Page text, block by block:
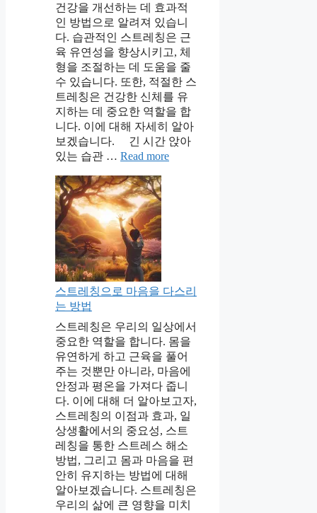
건강을 개선하는 데 효과적
인 방법으로 알려져 있습니
다. 습관적인 스트레칭은 근
육 유연성을 향상시키고, 체
형을 조절하는 데 도움을 줄
수 있습니다. 또한, 적절한 스
트레칭은 건강한 신체를 유
지하는 데 중요한 역할을 합
니다. 이에 대해 자세히 알아
보겠습니다. 긴 시간 앉아
있는 습관 … Read more
스트레칭으로 마음을 다스리
는 방법
스트레칭은 우리의 일상에서
중요한 역할을 합니다. 몸을
유연하게 하고 근육을 풀어
주는 것뿐만 아니라, 마음에
안정과 평온을 가져다 줍니
다. 이에 대해 더 알아보고자,
스트레칭의 이점과 효과, 일
상생활에서의 중요성, 스트
레칭을 통한 스트레스 해소
방법, 그리고 몸과 마음을 편
안히 유지하는 방법에 대해
알아보겠습니다. 스트레칭은
우리의 삶에 큰 영향을 미치